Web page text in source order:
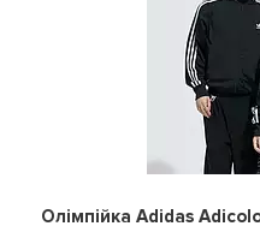
Олімпійка Adidas